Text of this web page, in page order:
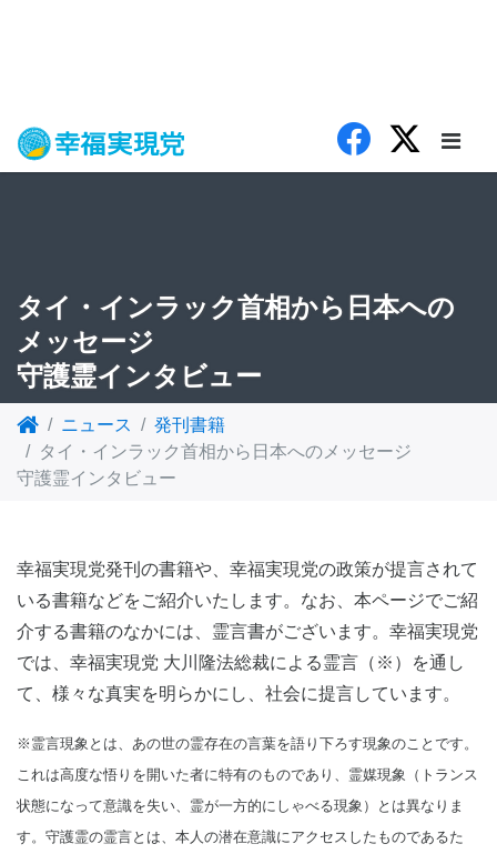
タイ・インラック首相から日本への
メッセージ
守護霊インタビュー
ニュース
発刊書籍
タイ・インラック首相から日本へのメッセージ
守護霊インタビュー
幸福実現党発刊の書籍や、幸福実現党の政策が提言されて
いる書籍などをご紹介いたします。なお、本ページでご紹
介する書籍のなかには、霊言書がございます。幸福実現党
では、幸福実現党 大川隆法総裁による霊言（※）を通し
て、様々な真実を明らかにし、社会に提言しています。
※霊言現象とは、あの世の霊存在の言葉を語り下ろす現象のことです。
これは高度な悟りを開いた者に特有のものであり、霊媒現象（トランス
状態になって意識を失い、霊が一方的にしゃべる現象）とは異なりま
す。守護霊の霊言とは、本人の潜在意識にアクセスしたものであるた